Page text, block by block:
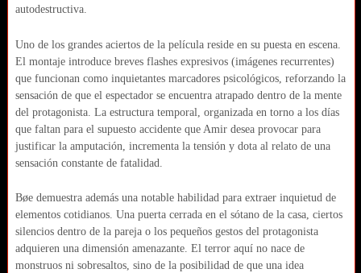
autodestructiva.
Uno de los grandes aciertos de la película reside en su puesta en escena.
El montaje introduce breves flashes expresivos (imágenes recurrentes)
que funcionan como inquietantes marcadores psicológicos, reforzando la
sensación de que el espectador se encuentra atrapado dentro de la mente
del protagonista. La estructura temporal, organizada en torno a los días
que faltan para el supuesto accidente que Amir desea provocar para
justificar la amputación, incrementa la tensión y dota al relato de una
sensación constante de fatalidad.
Bøe demuestra además una notable habilidad para extraer inquietud de
elementos cotidianos. Una puerta cerrada en el sótano de la casa, ciertos
silencios dentro de la pareja o los pequeños gestos del protagonista
adquieren una dimensión amenazante. El terror aquí no nace de
monstruos ni sobresaltos, sino de la posibilidad de que una idea